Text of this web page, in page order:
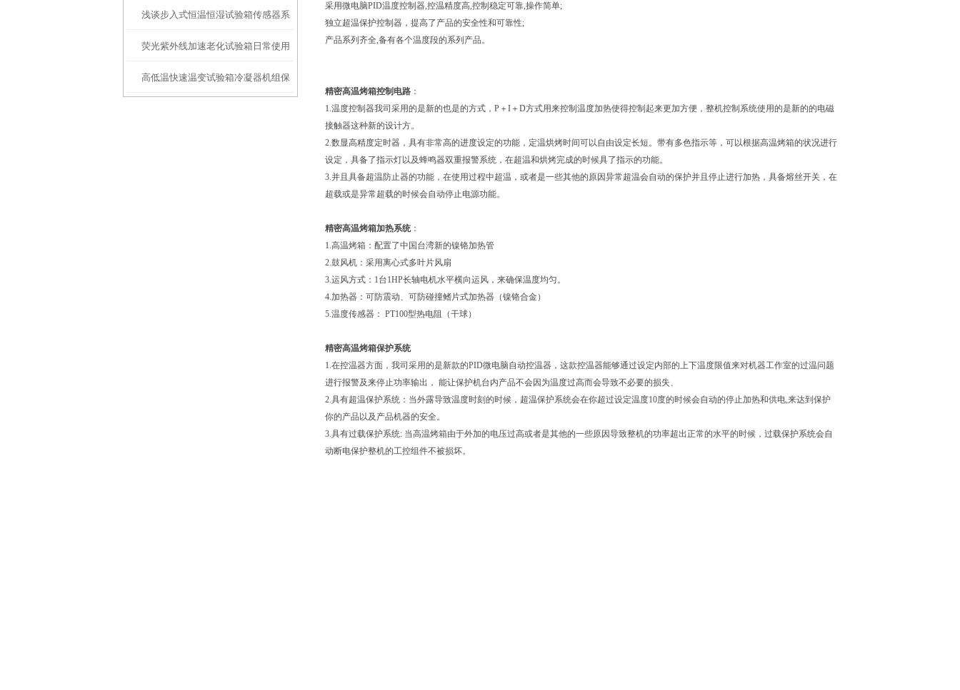
号
浅谈步入式恒温恒湿试验箱传感器系
统
荧光紫外线加速老化试验箱日常使用
方法
高低温快速温变试验箱冷凝器机组保
采用微电脑PID温度控制器,控温精度高,控制稳定可靠,操作简单;
独立超温保护控制器，提高了产品的安全性和可靠性;
产品系列齐全,备有各个温度段的系列产品。
精密高温烤箱控制电路 ：
1.温度控制器我司采用的是新的也是的方式， P ＋ I ＋ D方式用来控制温度加热使得控制起来更加方便，整机控制系统使用的是新的的电磁
接触器这种新的设计方。
2.数显高精度定时器，具有非常高的进度设定的功能，定温烘烤时间可以自由设定长短。带有多色指示等，可以根据高温烤箱的状况进行
设定，具备了指示灯以及蜂鸣器双重报警系统，在超温和烘烤完成的时候具了指示的功能。
3.并且具备超温防止器的功能，在使用过程中超温，或者是一些其他的原因异常超温会自动的保护并且停止进行加热，具备熔丝开关，在
超载或是异常超载的时候会自动停止电源功能。
精密高温烤箱加热系统：
1.高温烤箱：配置了中国台湾新的镍铬加热管
2.鼓风机：采用离心式多叶片风扇
3.运风方式： 1台1HP长轴电机水平横向运风，来确保温度均匀。
4.加热器：可防震动、可防碰撞鳍片式加热器（镍铬合金）
5.温度传感器： PT100型热电阻（干球）
精密高温烤箱保护系统
1.在控温器方面，我司采用的是新款的PID微电脑自动控温器，这款控温器能够通过设定内部的上下温度限值来对机器工作室的过温问题
进行报警及来停止功率输出， 能让保护机台内产品不会因为温度过高而会导致不必要的损失、
2.具有超温保护系统：当外露导致温度时刻的时候，超温保护系统会在你超过设定温度10度的时候会自动的停止加热和供电,来达到保护
你的产品以及产品机器的安全。
3.具有过载保护系统: 当高温烤箱由于外加的电压过高或者是其他的一些原因导致整机的功率超出正常的水平的时候，过载保护系统会自
动断电保护整机的工控组件不被损坏。